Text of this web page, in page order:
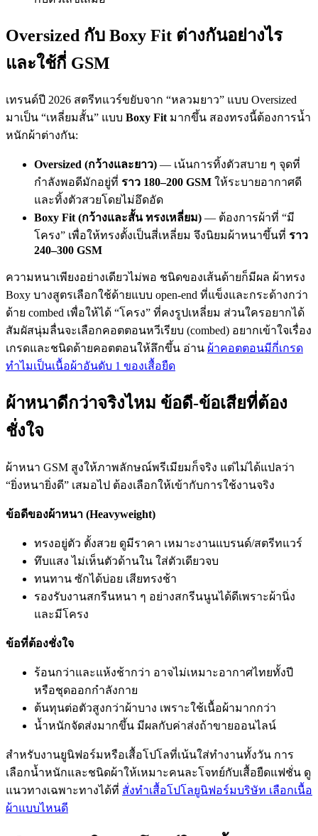
Oversized กับ Boxy Fit ต่างกันอย่างไร
และใช้กี่ GSM
เทรนด์ปี 2026 สตรีทแวร์ขยับจาก “หลวมยาว” แบบ Oversized
มาเป็น “เหลี่ยมสั้น” แบบ Boxy Fit มากขึ้น สองทรงนี้ต้องการน้ำ
หนักผ้าต่างกัน:
Oversized (กว้างและยาว) — เน้นการทิ้งตัวสบาย ๆ จุดที่
กำลังพอดีมักอยู่ที่ ราว 180–200 GSM ให้ระบายอากาศดี
และทิ้งตัวสวยโดยไม่อึดอัด
Boxy Fit (กว้างและสั้น ทรงเหลี่ยม) — ต้องการผ้าที่ “มี
โครง” เพื่อให้ทรงตั้งเป็นสี่เหลี่ยม จึงนิยมผ้าหนาขึ้นที่ ราว
240–300 GSM
ความหนาเพียงอย่างเดียวไม่พอ ชนิดของเส้นด้ายก็มีผล ผ้าทรง
Boxy บางสูตรเลือกใช้ด้ายแบบ open-end ที่แข็งและกระด้างกว่า
ด้าย combed เพื่อให้ได้ “โครง” ที่คงรูปเหลี่ยม ส่วนใครอยากได้
สัมผัสนุ่มลื่นจะเลือกคอตตอนหวีเรียบ (combed) อยากเข้าใจเรื่อง
เกรดและชนิดด้ายคอตตอนให้ลึกขึ้น อ่าน ผ้าคอตตอนมีกี่เกรด
ทำไมเป็นเนื้อผ้าอันดับ 1 ของเสื้อยืด
ผ้าหนาดีกว่าจริงไหม ข้อดี-ข้อเสียที่ต้อง
ชั่งใจ
ผ้าหนา GSM สูงให้ภาพลักษณ์พรีเมียมก็จริง แต่ไม่ได้แปลว่า
“ยิ่งหนายิ่งดี” เสมอไป ต้องเลือกให้เข้ากับการใช้งานจริง
ข้อดีของผ้าหนา (Heavyweight)
ทรงอยู่ตัว ตั้งสวย ดูมีราคา เหมาะงานแบรนด์/สตรีทแวร์
ทึบแสง ไม่เห็นตัวด้านใน ใส่ตัวเดียวจบ
ทนทาน ซักได้บ่อย เสียทรงช้า
รองรับงานสกรีนหนา ๆ อย่างสกรีนนูนได้ดีเพราะผ้านิ่ง
และมีโครง
ข้อที่ต้องชั่งใจ
ร้อนกว่าและแห้งช้ากว่า อาจไม่เหมาะอากาศไทยทั้งปี
หรือชุดออกกำลังกาย
ต้นทุนต่อตัวสูงกว่าผ้าบาง เพราะใช้เนื้อผ้ามากกว่า
น้ำหนักจัดส่งมากขึ้น มีผลกับค่าส่งถ้าขายออนไลน์
สำหรับงานยูนิฟอร์มหรือเสื้อโปโลที่เน้นใส่ทำงานทั้งวัน การ
เลือกน้ำหนักและชนิดผ้าให้เหมาะคนละโจทย์กับเสื้อยืดแฟชั่น ดู
แนวทางเฉพาะทางได้ที่ สั่งทำเสื้อโปโลยูนิฟอร์มบริษัท เลือกเนื้อ
ผ้าแบบไหนดี